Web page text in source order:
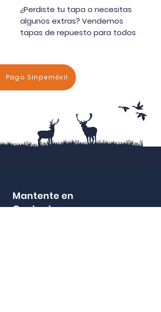
¿Perdiste tu tapa o necesitas
algunos extras? Vendemos
tapas de repuesto para todos
nuevo estilo con el logotipo del
oso "R". No es compatible con
vasos más antiguos que
costado del vaso.
Pago Sinpemóvil
Mantente en
Contacto